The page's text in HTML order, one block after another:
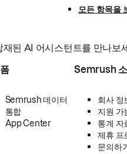
모든 항목을
된 AI 어시스턴트를 만나보
Semrush 데이터
통합
App Center
Semrush
회사 정
지원 가
통계 자
제휴 프
문의하